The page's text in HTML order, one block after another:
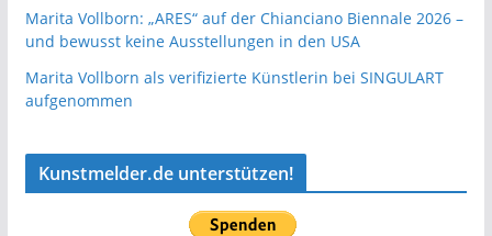
Marita Vollborn: „ARES“ auf der Chianciano Biennale 2026 –
und bewusst keine Ausstellungen in den USA
Marita Vollborn als verifizierte Künstlerin bei SINGULART
aufgenommen
Kunstmelder.de unterstützen!